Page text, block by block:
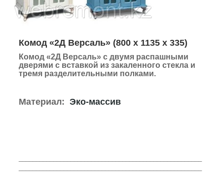
Комод «2Д Версаль» (800 х 1135 х 335)
Комод «2Д Версаль» с двумя распашными
дверями с вставкой из закаленного стекла и
тремя разделительными полками.
Материал: Эко-массив